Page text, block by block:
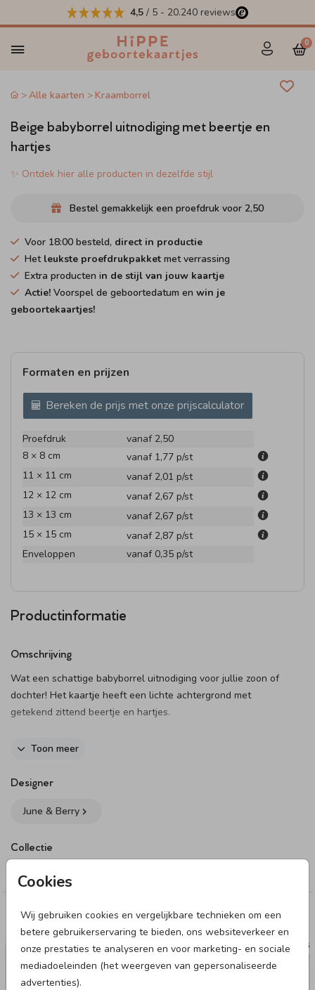
4,5 / 5 - 20.240 reviews
0
Cookies
Wij gebruiken cookies en vergelijkbare technieken om een
betere gebruikerservaring te bieden, ons websiteverkeer en
onze prestaties te analyseren en voor marketing- en sociale
mediadoeleinden (het weergeven van gepersonaliseerde
advertenties).
Alle kaarten Kraamborrel
Beige babyborrel uitnodiging met beertje en
hartjes
✨ Ontdek hier alle producten in dezelfde stijl
Bestel gemakkelijk een proefdruk voor 2,50
Voor 18:00 besteld, direct in productie
Het leukste proefdrukpakket met verrassing
Extra producten in de stijl van jouw kaartje
Actie! Voorspel de geboortedatum en win je
geboortekaartjes!
Formaten en prijzen
Bereken de prijs met onze prijscalculator
Proefdruk
vanaf 2,50
8 × 8 cm
vanaf 1,77 p/st
11 × 11 cm
vanaf 2,01 p/st
12 × 12 cm
vanaf 2,67 p/st
13 × 13 cm
vanaf 2,67 p/st
15 × 15 cm
vanaf 2,87 p/st
Enveloppen
vanaf 0,35 p/st
Productinformatie
Omschrijving
Wat een schattige babyborrel uitnodiging voor jullie zoon of
dochter! Het kaartje heeft een lichte achtergrond met
getekend zittend beertje en hartjes.
Dit product maakt onderdeel uit van
Toon meer
Designer
June & Berry
Collectie
Deze designs vind je misschien ook leuk
NAAMSTICKER